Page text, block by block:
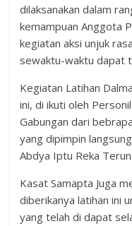
dilaksanakan dalam
kemampuan Anggota
kegiatan aksi unjuk
sewaktu-waktu dapat
Kegiatan Latihan
ini, di ikuti oleh
Gabungan dari
yang dipimpin
Abdya Iptu Reka
Kasat Samapta Juga
diberikanya latihan ini
yang telah di dapat